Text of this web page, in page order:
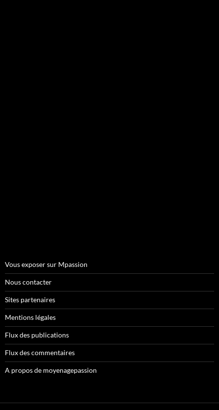
Vous exposer sur Mpassion
Nous contacter
Sites partenaires
Mentions légales
Flux des publications
Flux des commentaires
A propos de moyenagepassion